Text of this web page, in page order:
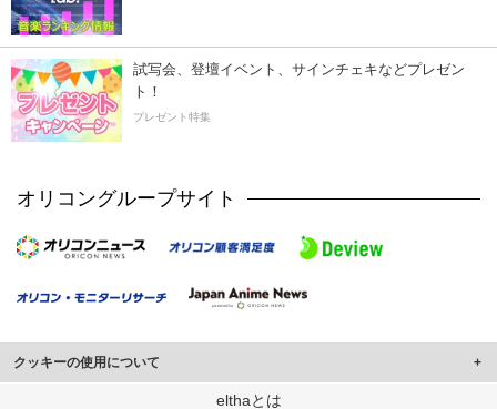
試写会、登壇イベント、サインチェキなどプレゼン
ト！
プレゼント特集
オリコングループサイト
クッキーの使用について
このサイトでは Cookie を使用して、ユーザーに合わせたコンテンツや広告の
elthaとは